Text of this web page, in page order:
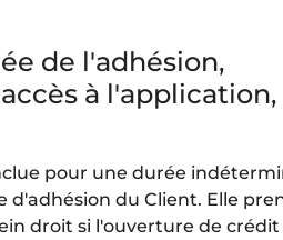
de l'adhésion,
à l'application,
pour une durée
d'adhésion du Client. Elle
droit si l'ouverture de crédit